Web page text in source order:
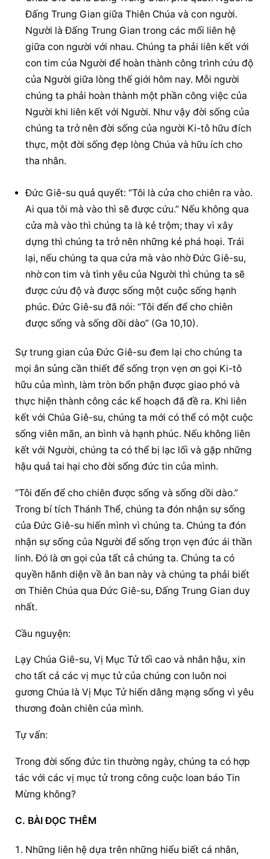
Đấng Trung Gian giữa Thiên Chúa và con người.
Người là Đấng Trung Gian trong các mối liên hệ
giữa con người với nhau. Chúng ta phải liên kết với
con tim của Người để hoàn thành công trình cứu độ
của Người giữa lòng thế giới hôm nay. Mỗi người
chúng ta phải hoàn thành một phần công việc của
Người khi liên kết với Người. Như vậy đời sống của
chúng ta trở nên đời sống của người Ki-tô hữu đích
thực, một đời sống đẹp lòng Chúa và hữu ích cho
tha nhân.
Đức Giê-su quả quyết: “Tôi là cửa cho chiên ra vào.
Ai qua tôi mà vào thì sẽ được cứu.” Nếu không qua
cửa mà vào thì chúng ta là kẻ trộm; thay vì xây
dựng thì chúng ta trở nên những kẻ phá hoại. Trái
lại, nếu chúng ta qua cửa mà vào nhờ Đức Giê-su,
nhờ con tim và tình yêu của Người thì chúng ta sẽ
được cứu độ và được sống một cuộc sống hạnh
phúc. Đức Giê-su đã nói: “Tôi đến để cho chiên
được sống và sống dồi dào” (Ga 10,10).
Sự trung gian của Đức Giê-su đem lại cho chúng ta
mọi ân sủng cần thiết để sống trọn vẹn ơn gọi Ki-tô
hữu của mình, làm tròn bổn phận được giao phó và
thực hiện thành công các kế hoạch đã đề ra. Khi liên
kết với Chúa Giê-su, chúng ta mới có thể có một cuộc
sống viên mãn, an bình và hạnh phúc. Nếu không liên
kết với Người, chúng ta có thể bị lạc lối và gặp những
hậu quả tai hại cho đời sống đức tin của mình.
“Tôi đến để cho chiên được sống và sống dồi dào.”
Trong bí tích Thánh Thể, chúng ta đón nhận sự sống
của Đức Giê-su hiến mình vì chúng ta. Chúng ta đón
nhận sự sống của Người để sống trọn vẹn đức ái thần
linh. Đó là ơn gọi của tất cả chúng ta. Chúng ta có
quyền hãnh diện về ân ban này và chúng ta phải biết
ơn Thiên Chúa qua Đức Giê-su, Đấng Trung Gian duy
nhất.
Cầu nguyện:
Lạy Chúa Giê-su, Vị Mục Tử tối cao và nhân hậu, xin
cho tất cả các vị mục tử của chúng con luôn noi
gương Chúa là Vị Mục Tử hiến dâng mạng sống vì yêu
thương đoàn chiên của mình.
Tự vấn:
Trong đời sống đức tin thường ngày, chúng ta có hợp
tác với các vị mục tử trong công cuộc loan báo Tin
Mừng không?
C. BÀI ĐỌC THÊM
Những liên hệ dựa trên những hiểu biết cá nhân,